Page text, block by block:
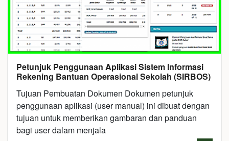
Petunjuk Penggunaan Aplikasi Sistem Informasi
Rekening Bantuan Operasional Sekolah (SIRBOS)
Tujuan Pembuatan Dokumen Dokumen petunjuk
penggunaan aplikasi (user manual) ini dibuat dengan
tujuan untuk memberikan gambaran dan panduan
bagi user dalam menjala